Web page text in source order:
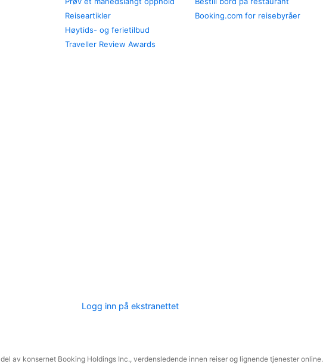
Reiseartikler
Høytids- og ferietilbud
Traveller Review Awards
Booking.com for reisebyråer
Logg inn på ekstranettet
av konsernet Booking Holdings Inc., verdensledende innen reiser og lignende tjenester online.